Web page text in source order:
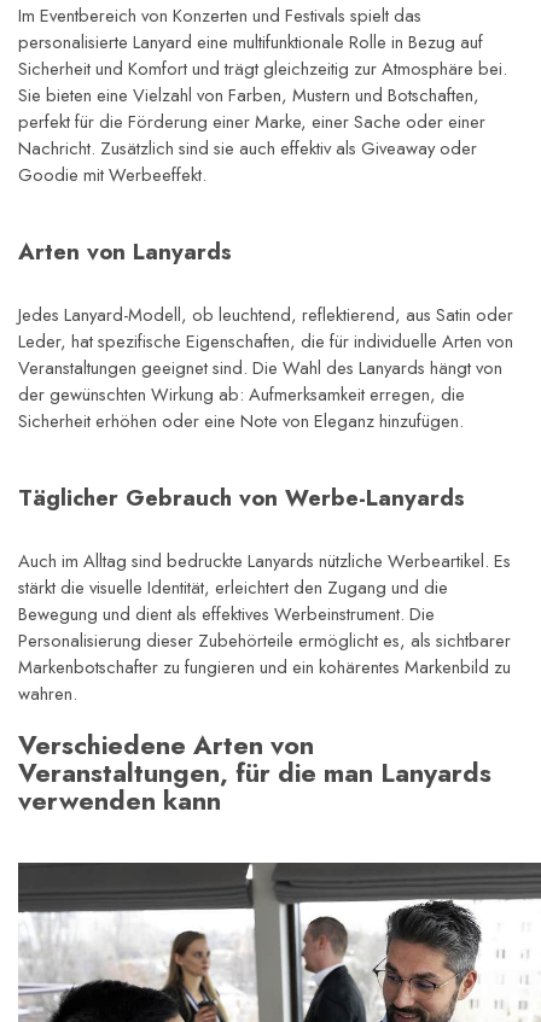
Im Eventbereich von Konzerten und Festivals spielt das
personalisierte Lanyard eine multifunktionale Rolle in Bezug auf
Sicherheit und Komfort und trägt gleichzeitig zur Atmosphäre bei.
Sie bieten eine Vielzahl von Farben, Mustern und Botschaften,
perfekt für die Förderung einer Marke, einer Sache oder einer
Nachricht. Zusätzlich sind sie auch effektiv als Giveaway oder
Goodie mit Werbeeffekt.
Arten von Lanyards
Jedes Lanyard-Modell, ob leuchtend, reflektierend, aus Satin oder
Leder, hat spezifische Eigenschaften, die für individuelle Arten von
Veranstaltungen geeignet sind. Die Wahl des Lanyards hängt von
der gewünschten Wirkung ab: Aufmerksamkeit erregen, die
Sicherheit erhöhen oder eine Note von Eleganz hinzufügen.
Täglicher Gebrauch von Werbe-Lanyards
Auch im Alltag sind bedruckte Lanyards nützliche Werbeartikel. Es
stärkt die visuelle Identität, erleichtert den Zugang und die
Bewegung und dient als effektives Werbeinstrument. Die
Personalisierung dieser Zubehörteile ermöglicht es, als sichtbarer
Markenbotschafter zu fungieren und ein kohärentes Markenbild zu
wahren.
Verschiedene Arten von
Veranstaltungen, für die man Lanyards
verwenden kann